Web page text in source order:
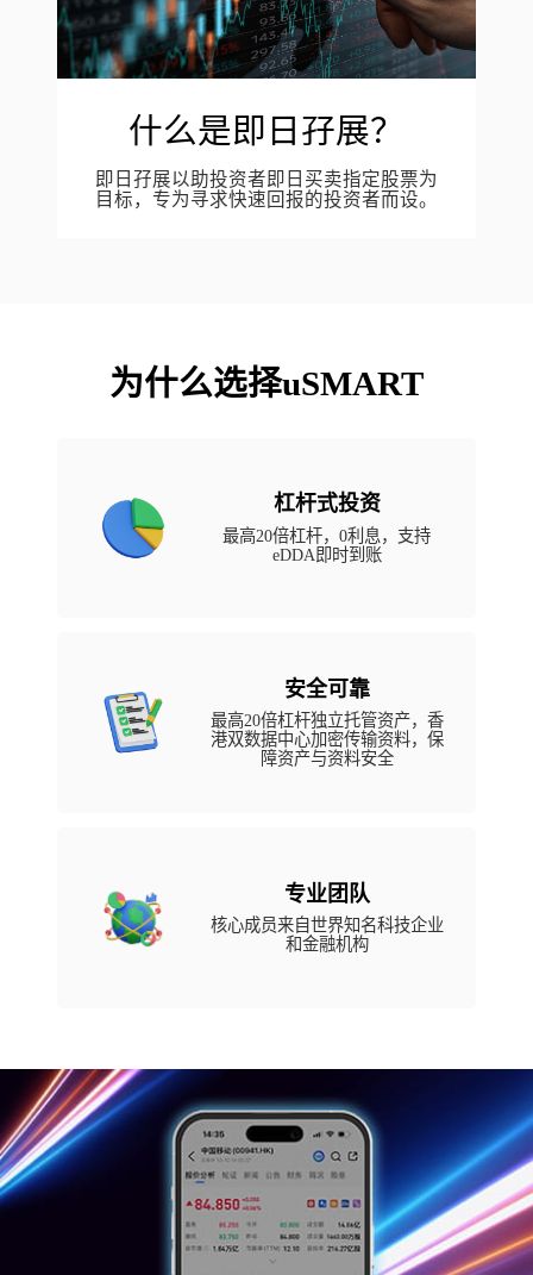
什么是即日孖展？
即日孖展以助投资者即日买卖指定股票为
目标，专为寻求快速回报的投资者而设。
为什么选择uSMART
杠杆式投资
最高20倍杠杆，0利息，支持
eDDA即时到账
安全可靠
最高20倍杠杆独立托管资产，香
港双数据中心加密传输资料，保
障资产与资料安全
专业团队
核心成员来自世界知名科技企业
和金融机构